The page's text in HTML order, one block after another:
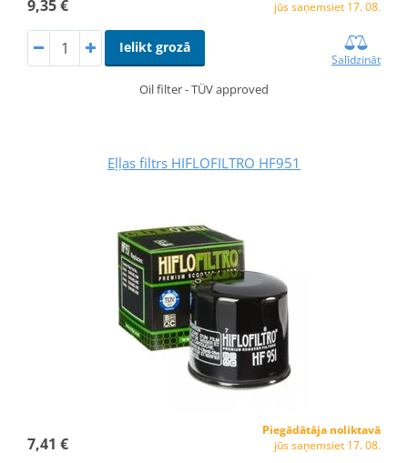
9,35 €
jūs saņemsiet 17. 08.
Ielikt grozā
Salīdzināt
Oil filter - TÜV approved
Eļļas filtrs HIFLOFILTRO HF951
7,41 €
Piegādātāja noliktavā
jūs saņemsiet 17. 08.